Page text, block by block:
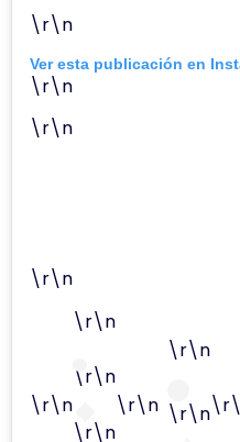
\r\n
Ver esta publicación en
\r\n
\r\n
\r\n
\r\n
\r\n
\r\n
\r\n
\r\n
\r\n
\r\n